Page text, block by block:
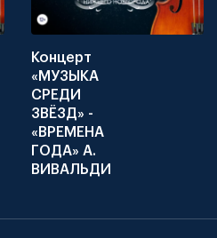
Концерт
«МУЗЫКА
СРЕДИ
ЗВЁЗД» -
«ВРЕМЕНА
ГОДА» А.
ВИВАЛЬДИ